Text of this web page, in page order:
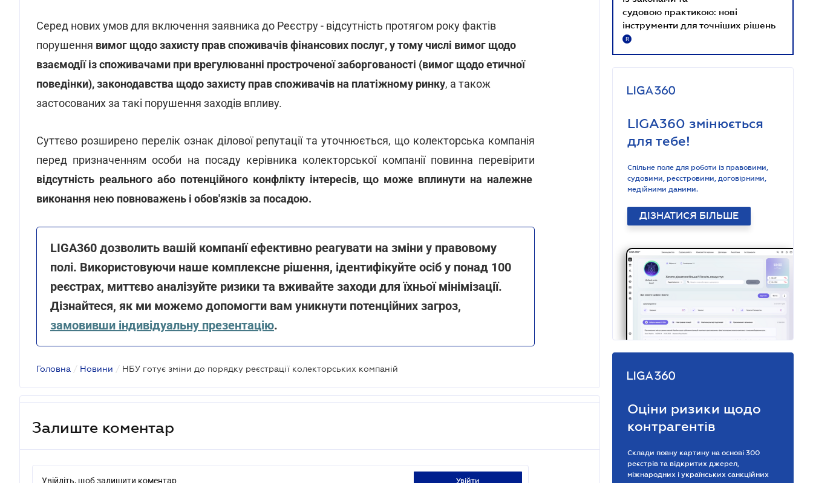
Серед нових умов для включення заявника до Реєстру - відсутність протягом року фактів
порушення вимог щодо захисту прав споживачів фінансових послуг, у тому числі вимог щодо
взаємодії із споживачами при врегулюванні простроченої заборгованості (вимог щодо етичної
поведінки), законодавства щодо захисту прав споживачів на платіжному ринку, а також
застосованих за такі порушення заходів впливу.
Суттєво розширено перелік ознак ділової репутації та уточнюється, що колекторська компанія
перед призначенням особи на посаду керівника колекторської компанії повинна перевірити
відсутність реального або потенційного конфлікту інтересів, що може вплинути на належне
виконання нею повноважень і обов'язків за посадою.
LIGA360 дозволить вашій компанії ефективно реагувати на зміни у правовому
полі. Використовуючи наше комплексне рішення, ідентифікуйте осіб у понад 100
реєстрах, миттєво аналізуйте ризики та вживайте заходи для їхньої мінімізації.
Дізнайтеся, як ми можемо допомогти вам уникнути потенційних загроз,
замовивши індивідуальну презентацію.
Головна / Новини / НБУ готує зміни до порядку реєстрації колекторських компаній
Залиште коментар
Увійдіть, щоб залишити коментар увійти
судовою практикою: нові
інструменти для точніших рішень
R
LIGA360 змінюється
для тебе!
Спільне поле для роботи із правовими,
судовими, реєстровими, договірними,
медійними даними.
ДІЗНАТИСЯ БІЛЬШЕ
Оціни ризики щодо
контрагентів
Склади повну картину на основі 300
реєстрів та відкритих джерел,
міжнародних і українських санкційних